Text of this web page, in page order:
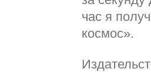
час я
космос».